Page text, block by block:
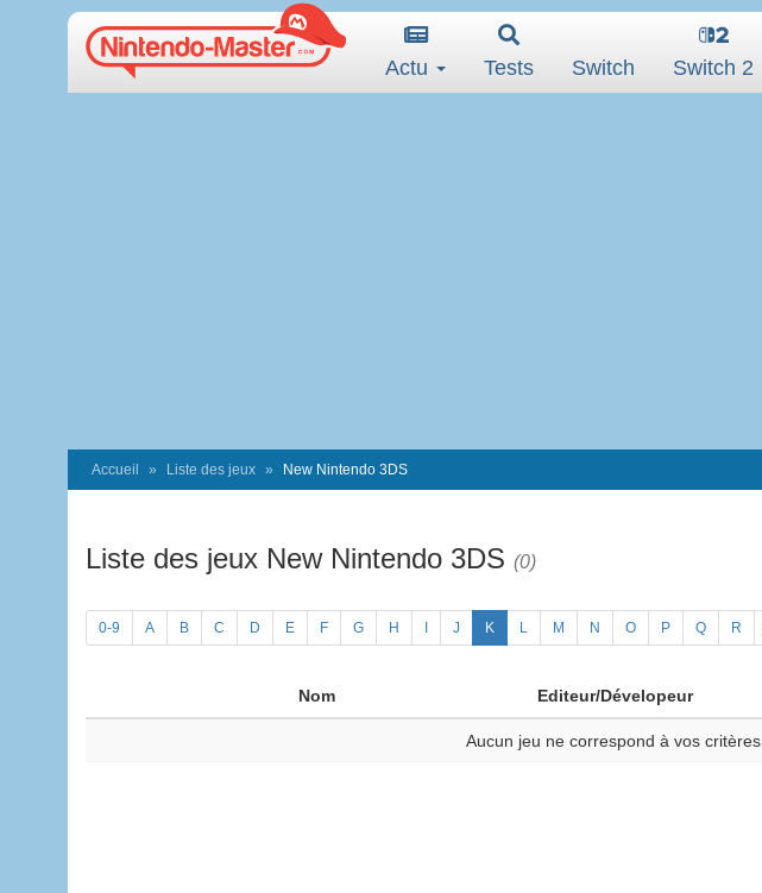
Actu Tests Switch Switch 2
Accueil Liste des jeux New Nintendo 3DS
Liste des jeux New Nintendo 3DS (0)
0-9 A B C D E F G H J K L M N O P Q R
Nom Editeur/Dévelopeur
Aucun jeu ne correspond à vos critères.